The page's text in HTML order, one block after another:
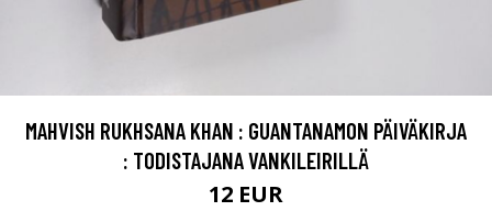
MAHVISH RUKHSANA KHAN : GUANTANAMON PÄIVÄKIRJA
: TODISTAJANA VANKILEIRILLÄ
12 EUR